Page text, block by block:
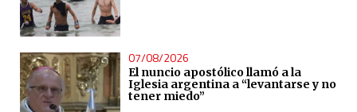
07/08/2026
El nuncio apostólico llamó a la
Iglesia argentina a “levantarse y no
tener miedo”